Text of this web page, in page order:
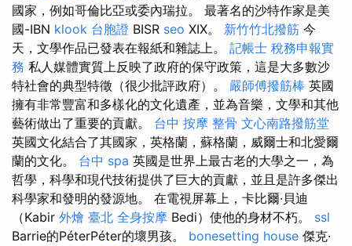
國家，例如哥倫比亞或委內瑞拉。 最著名的沙特作家是美
國-IBN klook 台胞證 BISR seo XIX。 新竹竹北撥筋 今
天，文學作品已發表在報紙和雜誌上。 記帳士 稅務申報實
務 私人媒體實質上反映了政府的保守政策，這是大多數沙
特社會的典型特徵（很少批評政府）。 嚴師傅撥筋棒 英國
擁有非常豐富和多樣化的文化遺產，並為音樂，文學和其他
藝術做出了重要的貢獻。 台中 按摩 整骨 文心南路撥筋堂
英國文化結合了其國家，英格蘭，蘇格蘭，威爾士和北愛爾
蘭的文化。 台中 spa 英國是世界上最古老的大學之一，為
哲學，科學和現代技術提供了巨大的貢獻，並且是許多傑出
科學家和發明的發源地。 在電視屏幕上，卡比爾·貝迪
（Kabir 外燴 臺北 全身按摩 Bedi）使他的身材不朽。 ssl
Barrie的PéterPéter的壞男孩。 bonesetting house 傑克·